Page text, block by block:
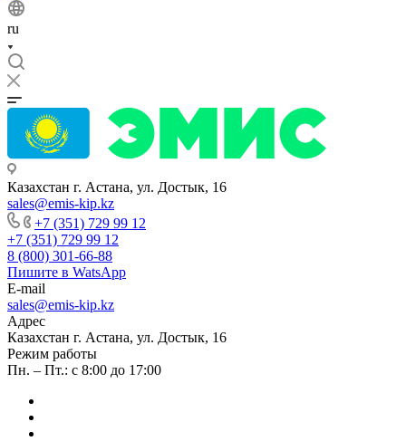
ru
Казахстан г. Астана, ул. Достык, 16
sales@emis-kip.kz
+7 (351) 729 99 12
+7 (351) 729 99 12
8 (800) 301-66-88
Пишите в WatsApp
E-mail
sales@emis-kip.kz
Адрес
Казахстан г. Астана, ул. Достык, 16
Режим работы
Пн. – Пт.: с 8:00 до 17:00